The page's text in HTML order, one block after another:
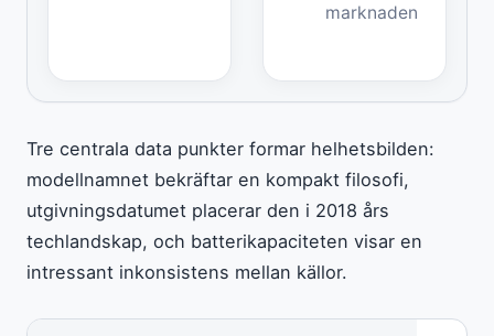
marknaden
Tre centrala data punkter formar helhetsbilden:
modellnamnet bekräftar en kompakt filosofi,
utgivningsdatumet placerar den i 2018 års
techlandskap, och batterikapaciteten visar en
intressant inkonsistens mellan källor.